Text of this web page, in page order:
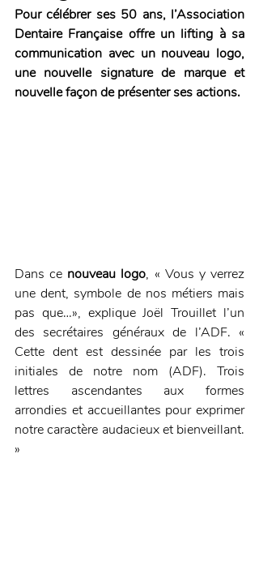
Pour célébrer ses 50 ans, l’Association
Dentaire Française offre un lifting à sa
communication avec un nouveau logo,
une nouvelle signature de marque et
nouvelle façon de présenter ses actions.
Dans ce nouveau logo, « Vous y verrez
une dent, symbole de nos métiers mais
pas que…», explique Joël Trouillet l’un
des secrétaires généraux de l’ADF. «
Cette dent est dessinée par les trois
initiales de notre nom (ADF). Trois
lettres ascendantes aux formes
arrondies et accueillantes pour exprimer
notre caractère audacieux et bienveillant.
»